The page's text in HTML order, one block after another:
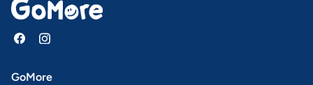
GoMore